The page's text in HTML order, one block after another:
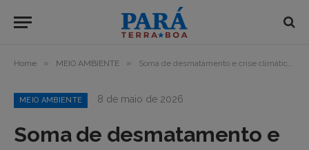
Home » MEIO AMBIENTE » Soma de desmatamento e crise climática é bomba-relógio para Amazônia
MEIO AMBIENTE 8 de maio de 2026
Soma de desmatamento e